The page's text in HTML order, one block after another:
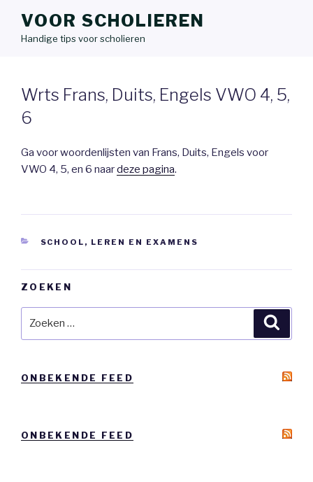
VOOR SCHOLIEREN
Handige tips voor scholieren
Wrts Frans, Duits, Engels VWO 4, 5,
6
Ga voor woordenlijsten van Frans, Duits, Engels voor
VWO 4, 5, en 6 naardeze pagina.
CATEGORIEËN
SCHOOL, LEREN EN EXAMENS
ZOEKEN
ONBEKENDE FEED
ONBEKENDE FEED